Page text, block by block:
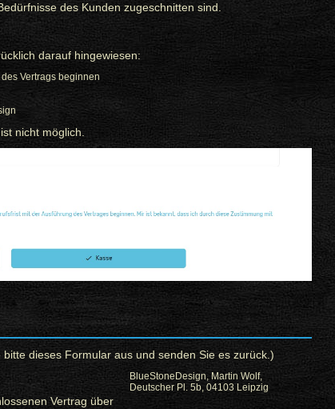
des Kunden zugeschnitten sind.
darauf hingewiesen:
Vertrags beginnen
nicht möglich.
dieses Formular aus und senden Sie es zurück.)
BlueStoneDesign, Martin Wolf,
Deutscher Pl. 5b, 04103 Leipzig
Vertrag über